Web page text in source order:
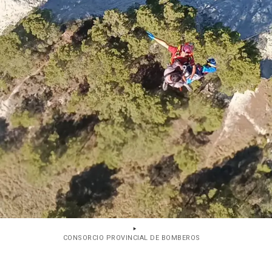
CONSORCIO PROVINCIAL DE BOMBEROS